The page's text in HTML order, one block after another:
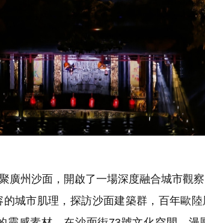
州沙面，開啟了一場深度融合城市觀
城市肌理，探訪沙面建築群，百年歐